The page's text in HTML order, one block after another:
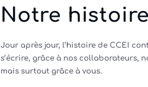
Notre
Jour après jour, l’histoire de CCEI
s’écrire, grâce à nos collaborateurs,
mais surtout grâce à vous.